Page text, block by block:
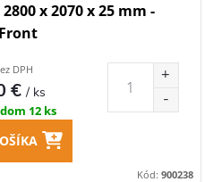
2800 x 2070 x 25 mm -
DPH
€/ ks
12 ks
Kód: 900238